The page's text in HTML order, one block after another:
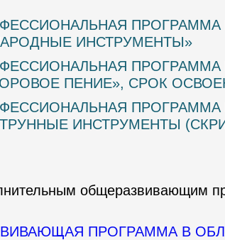
ПРОГРАММА
ИНСТРУМЕНТЫ»
ПРОГРАММА
ПЕНИЕ», СРОК
ПРОГРАММА
ИНСТРУМЕНТЫ
общеразвивающим
ПРОГРАММА В